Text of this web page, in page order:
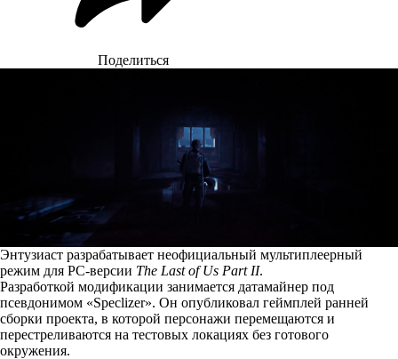
Поделиться
Энтузиаст разрабатывает неофициальный мультиплеерный
режим для PC-версии The Last of Us Part II.
Разработкой модификации занимается датамайнер под
псевдонимом «Speclizer». Он опубликовал геймплей ранней
сборки проекта, в которой персонажи перемещаются и
перестреливаются на тестовых локациях без готового
окружения.